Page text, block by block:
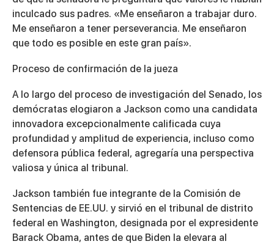
inculcado sus padres. «Me enseñaron a trabajar duro.
Me enseñaron a tener perseverancia. Me enseñaron
que todo es posible en este gran país».
Proceso de confirmación de la jueza
A lo largo del proceso de investigación del Senado, los
demócratas elogiaron a Jackson como una candidata
innovadora excepcionalmente calificada cuya
profundidad y amplitud de experiencia, incluso como
defensora pública federal, agregaría una perspectiva
valiosa y única al tribunal.
Jackson también fue integrante de la Comisión de
Sentencias de EE.UU. y sirvió en el tribunal de distrito
federal en Washington, designada por el expresidente
Barack Obama, antes de que Biden la elevara al